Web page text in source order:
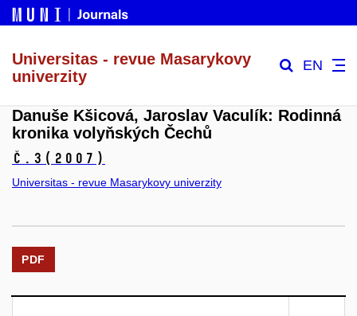
Universitas - revue Masarykovy
univerzity
EN
Danuše Kšicová, Jaroslav Vaculík: Rodinná
kronika volyňských Čechů
č.3 (2007)
Universitas - revue Masarykovy univerzity
PDF